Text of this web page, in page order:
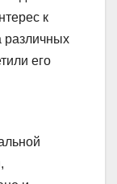
к
различных
его